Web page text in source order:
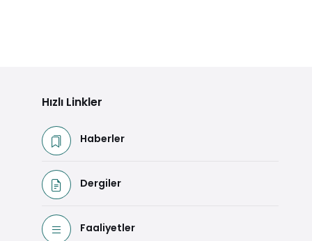
Hızlı Linkler
Haberler
Dergiler
Faaliyetler